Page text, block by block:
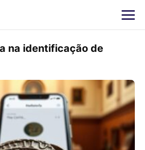
na identificação de